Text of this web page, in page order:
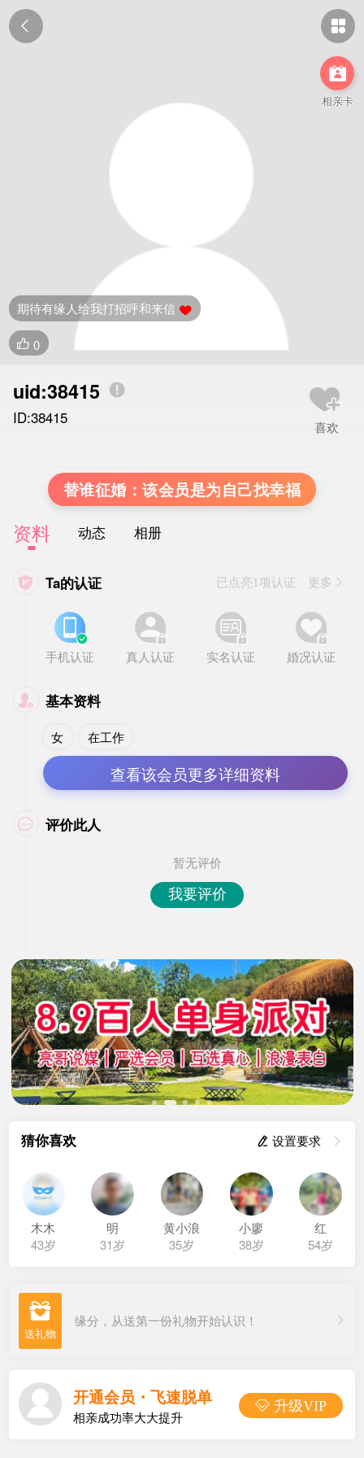
 

相亲卡
 0
期待有缘人给我打招呼和来信 
uid:38415
ID:38415
替谁征婚：该会员是为自己找幸福
资料 动态 相册
 Ta的认证 已点亮1项认证 更多


手机认证


真人认证


实名认证


婚况认证
 基本资料
女 在工作
查看该会员更多详细资料
 评价此人
暂无评价
我要评价
猜你喜欢  设置要求
木木
43岁
明
31岁
黄小浪
35岁
小廖
38岁
红
54岁
 缘分，从送第一份礼物开始认识！
开通会员・飞速脱单
相亲成功率大大提升
 升级VIP